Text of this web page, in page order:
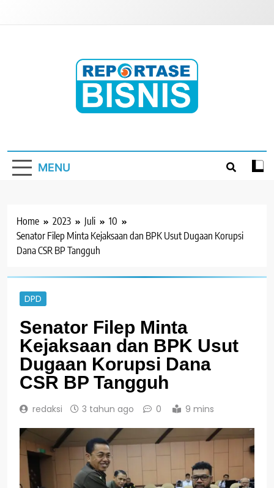
MENU
Home 2023 Juli
10
Senator Filep Minta Kejaksaan dan BPK Usut Dugaan Korupsi
Dana CSR BP Tangguh
DPD
Senator Filep Minta
Kejaksaan dan BPK Usut
Dugaan Korupsi Dana
CSR BP Tangguh
redaksi 3 tahun ago 0 9 mins